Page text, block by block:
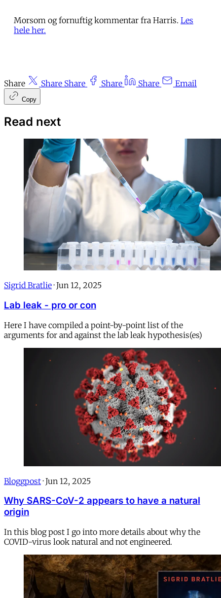
Morsom og fornuftig kommentar fra Harris. Les
hele her.
Share Share Share Share Share Email
Copy
Read next
Sigrid Bratlie · Jun 12, 2025
Lab leak - pro or con
Here I have compiled a point-by-point list of the
arguments for and against the lab leak hypothesis(es)
Bloggpost · Jun 12, 2025
Why SARS-CoV-2 appears to have a natural
origin
In this blog post I go into more details about why the
COVID-virus look natural and not engineered.